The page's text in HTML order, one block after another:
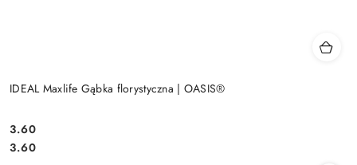
IDEAL Maxlife Gąbka florystyczna | OASIS®
Cena:
3.60
Cena:
3.60